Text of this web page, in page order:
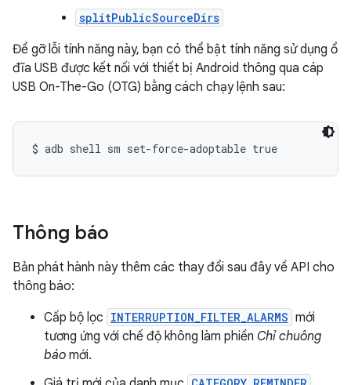
splitPublicSourceDirs
Để gỡ lỗi tính năng này, bạn có thể bật tính năng sử dụng ổ
đĩa USB được kết nối với thiết bị Android thông qua cáp
USB On-The-Go (OTG) bằng cách chạy lệnh sau:
Thông báo
Bản phát hành này thêm các thay đổi sau đây về API cho
thông báo:
Cấp bộ lọc INTERRUPTION_FILTER_ALARMS mới
tương ứng với chế độ không làm phiền Chỉ chuông
báo mới.